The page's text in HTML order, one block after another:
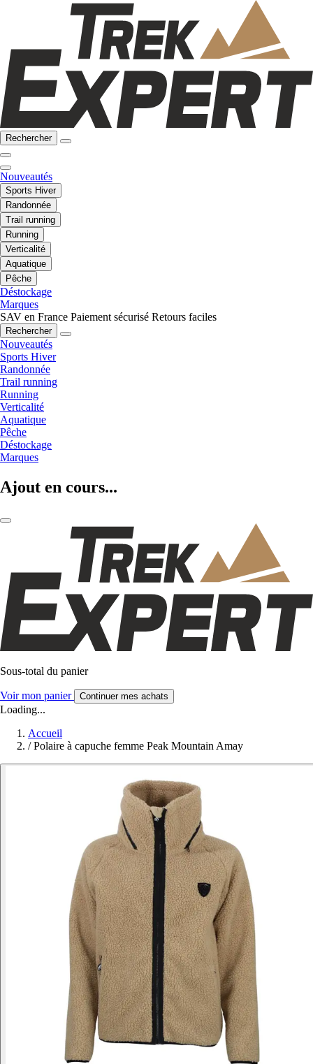
Rechercher
Nouveautés
Sports Hiver
Randonnée
Trail running
Running
Verticalité
Aquatique
Pêche
Déstockage
Marques
SAV en France Paiement sécurisé Retours faciles
Rechercher
Nouveautés
Sports Hiver
Randonnée
Trail running
Running
Verticalité
Aquatique
Pêche
Déstockage
Marques
Ajout en cours...
Sous-total du panier
Voir mon panier Continuer mes achats
Loading...
Accueil
/ Polaire à capuche femme Peak Mountain Amay